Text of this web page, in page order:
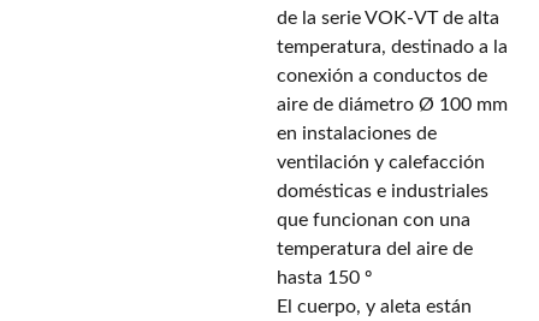
de la serie VOK-VT de alta
temperatura, destinado a la
conexión a conductos de
aire de diámetro Ø 100 mm
en instalaciones de
ventilación y calefacción
domésticas e industriales
que funcionan con una
temperatura del aire de
hasta 150 º
El cuerpo, y aleta están